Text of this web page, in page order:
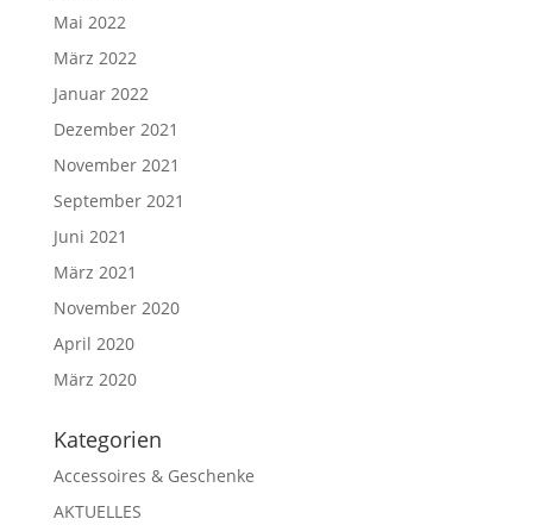
Mai 2022
März 2022
Januar 2022
Dezember 2021
November 2021
September 2021
Juni 2021
März 2021
November 2020
April 2020
März 2020
Kate­go­rien
Accessoires & Geschenke
AKTUELLES